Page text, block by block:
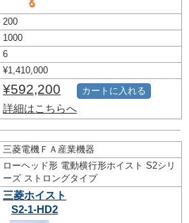
200
1000
6
¥1,410,000
¥592,200
詳細はこちらへ
カートに入れる
三菱電機ＦＡ産業機器
ローヘッド形 電動横行形ホイスト S2シリ
ーズ ストロングタイプ
三菱ホイスト
S2-1-HD2